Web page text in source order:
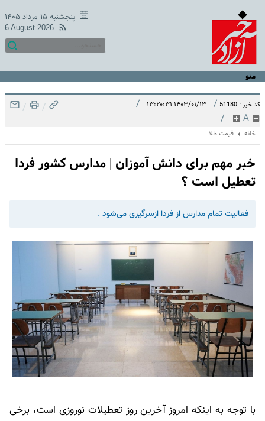
پنجشنبه ۱۵ مرداد ۱۴۰۵
6 August 2026
منو
کد خبر : 51180 / ۱۴۰۳/۰۱/۱۳ ۱۳:۲۰:۳۱ /
A
/
/
/
خانه قیمت طلا
خبر مهم برای دانش آموزان | مدارس کشور فردا
تعطیل است ؟
فعالیت تمام مدارس از فردا ازسرگیری می‌شود .
با توجه به اینکه امروز آخرین روز تعطیلات نوروزی است، برخی